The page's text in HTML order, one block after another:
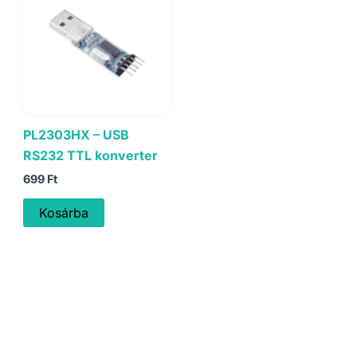
PL2303HX – USB
RS232 TTL konverter
699 Ft
Kosárba